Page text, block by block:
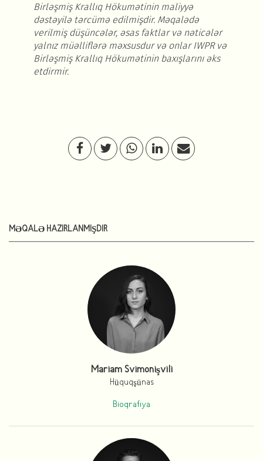
Birləşmiş Krallıq Hökumətinin maliyyə
dəstəyilə tərcümə edilmişdir. Məqalədə
verilmiş düşüncələr, əsas faktlarvə nəticələr
yalnız müəlliflərə məxsusdur və onlar IWPR və
Birləşmiş Krallıq Hökumətinin baxışlarını əks
etdirmir.
MƏQALƏ HAZIRLANMIŞDIR
Mariam Svimonişvili
Hüquqşünas
Bioqrafiya